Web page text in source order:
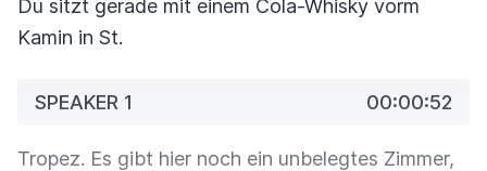
Du sitzt gerade mit einem Cola-Whisky vorm
Kamin in St.
SPEAKER 1 00:00:52
Tropez. Es gibt hier noch ein unbelegtes Zimmer,